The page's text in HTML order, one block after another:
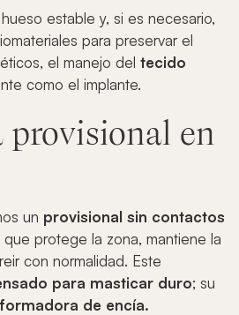
estable y, si es necesario,
para preservar el
el manejo del tecido
como el implante.
provisional en
un provisional sin contactos
que protege la zona, mantiene la
con normalidad. Este
para masticar duro; su
de encía.